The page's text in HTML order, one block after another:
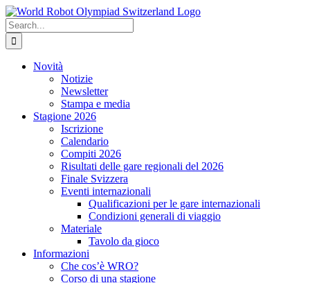
Skip
to
content
Search
for:
Novità
Notizie
Newsletter
Stampa e media
Stagione 2026
Iscrizione
Calendario
Compiti 2026
Risultati delle gare regionali del 2026
Finale Svizzera
Eventi internazionali
Qualificazioni per le gare internazionali
Condizioni generali di viaggio
Materiale
Tavolo da gioco
Informazioni
Che cos’è WRO?
Corso di una stagione